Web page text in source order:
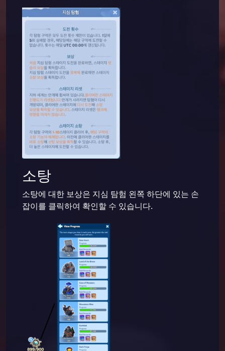
소탕
소탕에 대한 보상은 지심 탐험 왼쪽 하단에 있는 손
잡이를 클릭하여 확인할 수 있습니다.